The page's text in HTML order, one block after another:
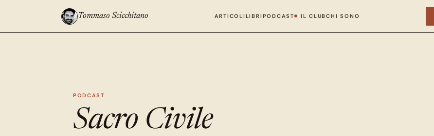
Tommaso Scicchitano ARTICOLI LIBRI PODCAST IL CLUBCHI SONO
PODCAST
Sacro Civile